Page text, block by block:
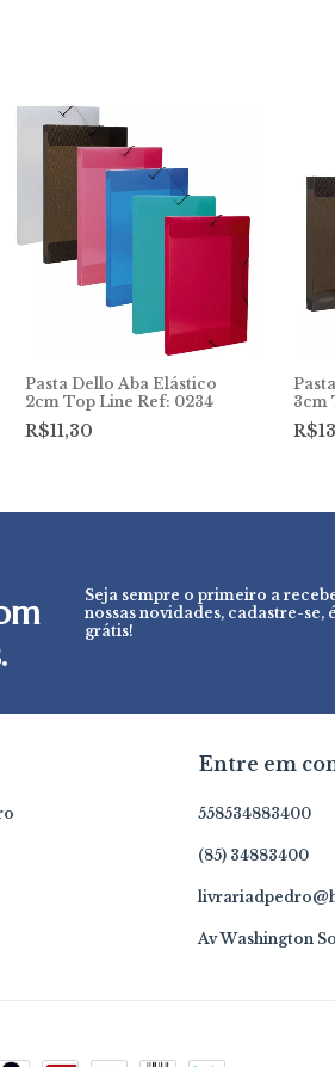
Pasta Dello Aba Elástico
2cm Top Line Ref: 0234
R$11,30
3cm
Seja sempre o primeiro a
nossas novidades, cadastre-se, é
grátis!
Entre em
558534883400
(85) 34883400
Av Washington